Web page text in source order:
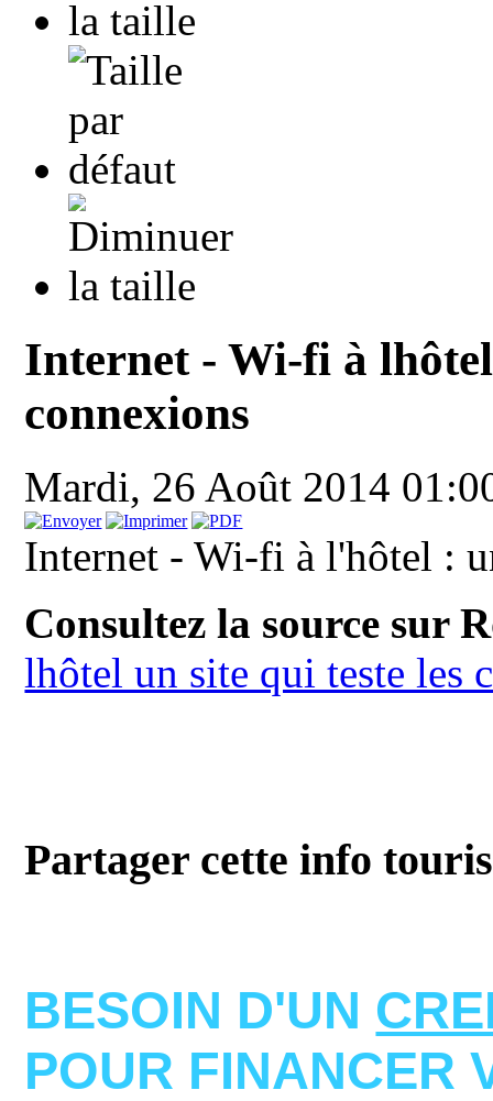
Internet - Wi-fi à
connexions
Mardi, 26 Août 2014
Internet - Wi-fi à l'hôtel :
Consultez la source sur
lhôtel un site qui teste les
Partager cette info
BESOIN D'UN
POUR FINANCER